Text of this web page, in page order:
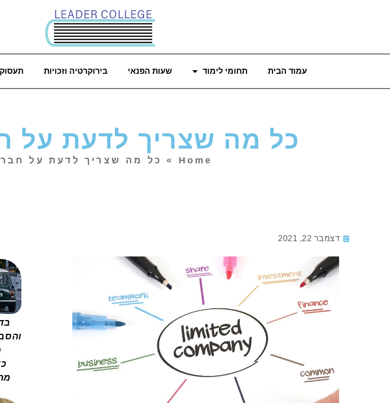
עמוד הבית תחומי לימוד שעות הפנאי בירוקרטיה וזכויות
כל מה שצריך לדעת על
Home
» כל מה שצריך לדעת על
דצמבר 22, 2021